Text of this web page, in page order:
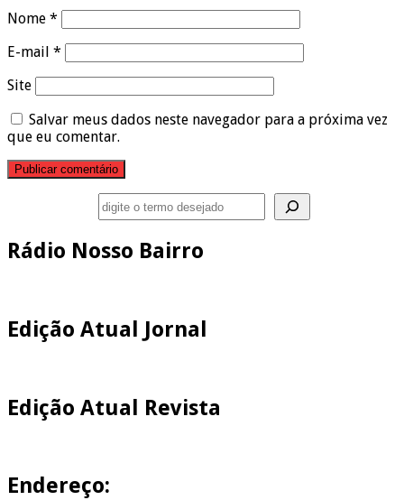
Nome *
E-mail *
Site
Salvar meus dados neste navegador para a próxima vez
que eu comentar.
Rádio Nosso Bairro
Edição Atual Jornal
Edição Atual Revista
Endereço: